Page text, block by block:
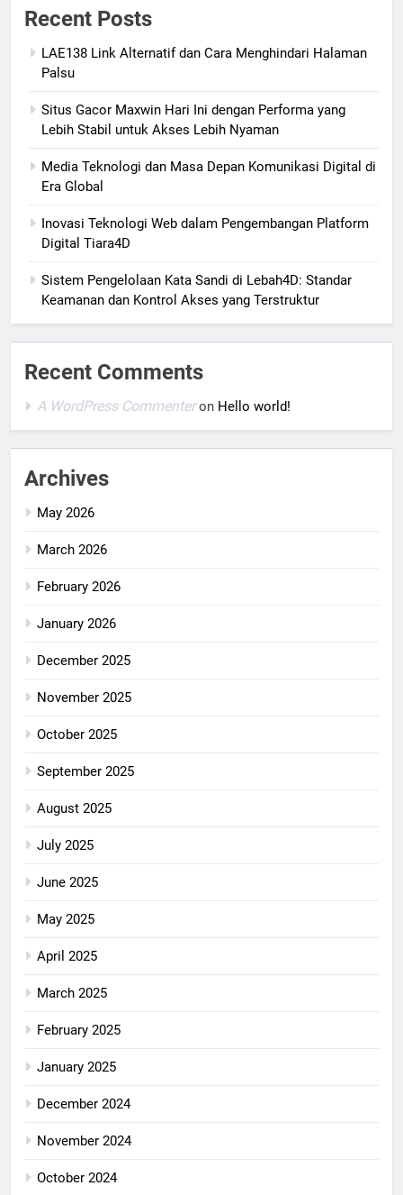
Recent Posts
LAE138 Link Alternatif dan Cara Menghindari Halaman
Palsu
Situs Gacor Maxwin Hari Ini dengan Performa yang
Lebih Stabil untuk Akses Lebih Nyaman
Media Teknologi dan Masa Depan Komunikasi Digital di
Era Global
Inovasi Teknologi Web dalam Pengembangan Platform
Digital Tiara4D
Sistem Pengelolaan Kata Sandi di Lebah4D: Standar
Keamanan dan Kontrol Akses yang Terstruktur
Recent Comments
A WordPress Commenteron Hello world!
Archives
May 2026
March 2026
February 2026
January 2026
December 2025
November 2025
October 2025
September 2025
August 2025
July 2025
June 2025
May 2025
April 2025
March 2025
February 2025
January 2025
December 2024
November 2024
October 2024